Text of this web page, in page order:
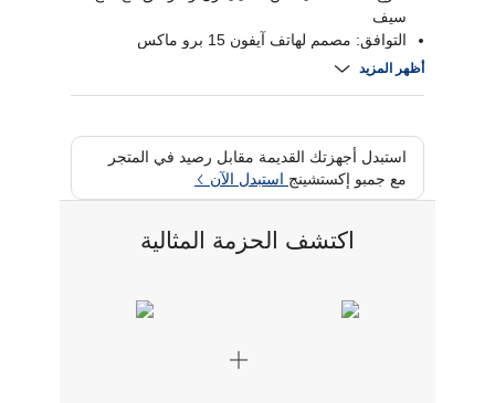
سيف
التوافق: مصمم لهاتف آيفون 15 برو ماكس
الخامة: سيليكون مرن وناعم الملمس
أظهر المزيد
استبدل أجهزتك القديمة مقابل رصيد في المتجر
مع جمبو إكستشينج استبدل الآن
اكتشف الحزمة المثالية